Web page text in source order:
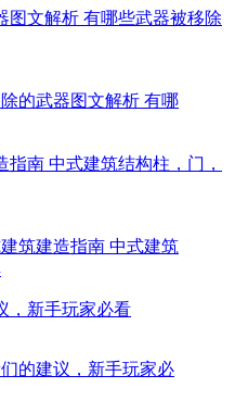
图文解析 有哪些武器被移除
指南 中式建筑结构柱，门，
，新手玩家必看